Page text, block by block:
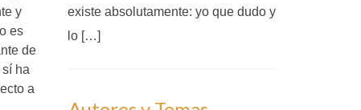
y
es
de
ha
a
existe absolutamente: yo que dudo y
lo […]